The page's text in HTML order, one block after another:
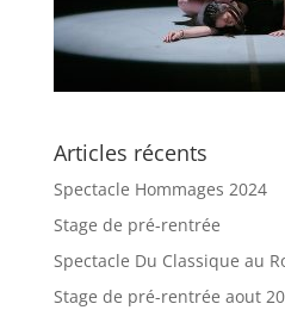
Articles récents
Spectacle Hommages 2024
Stage de pré-rentrée
Spectacle Du Classique au
Stage de pré-rentrée aout